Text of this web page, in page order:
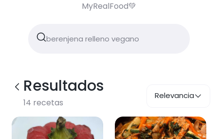
MyRealFood💚
Resultados
14 recetas
Relevancia